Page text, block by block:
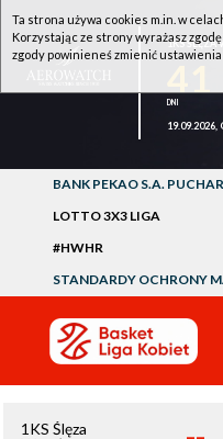
1KS ŚLĘZA
19.09.2026,
BANK PEKAO S.A.
LOTTO 3X3 LIGA
#HWHR
STANDARDY OCHRONY
1KS Ślęza
Ta strona używa cookies m.in. w
Korzystając ze strony wyrażasz
zgody powinieneś zmienić